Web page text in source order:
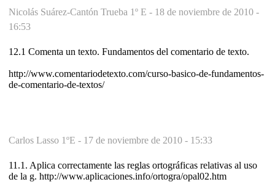
Nicolás Suárez-Cantón Trueba 1º E - 18 de noviembre de 2010 -
16:53
12.1 Comenta un texto. Fundamentos del comentario de texto.
http://www.comentariodetexto.com/curso-basico-de-fundamentos-
de-comentario-de-textos/
Carlos Lasso 1ºE - 17 de noviembre de 2010 - 15:33
11.1. Aplica correctamente las reglas ortográficas relativas al uso
de la g. http://www.aplicaciones.info/ortogra/opal02.htm